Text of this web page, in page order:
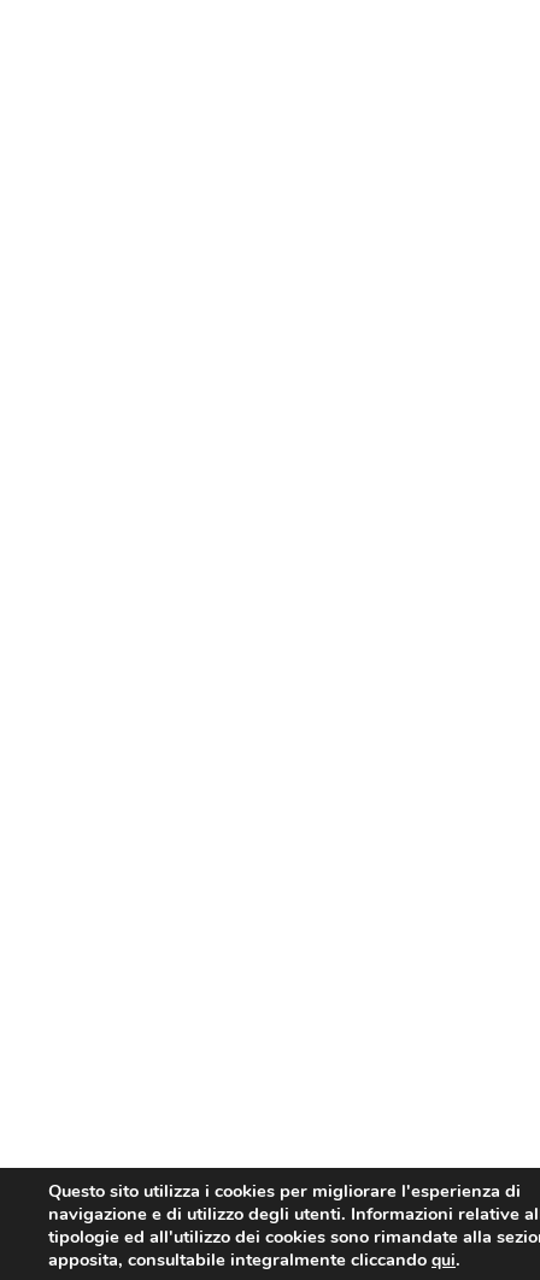
Questo sito utilizza i cookies per migliorare l'esperienza di
navigazione e di utilizzo degli utenti. Informazioni relative
tipologie ed all'utilizzo dei cookies sono rimandate alla
apposita, consultabile integralmente cliccando qui.